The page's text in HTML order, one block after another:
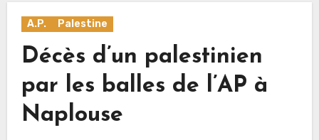
A.P. Palestine
Décès d’un palestinien
par les balles de l’AP à
Naplouse